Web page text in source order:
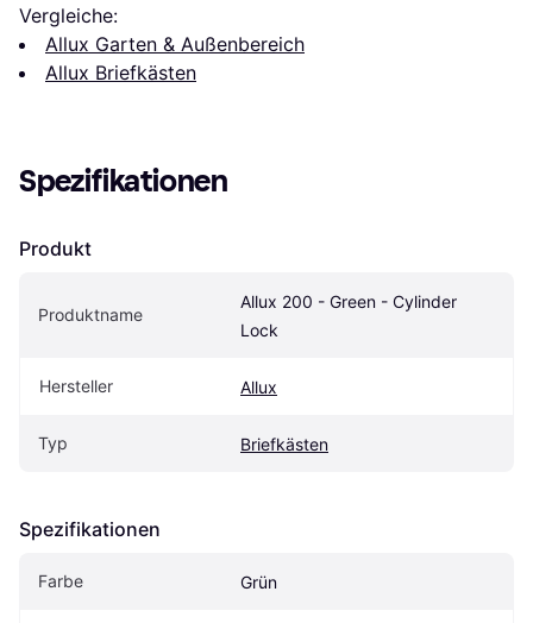
Vergleiche:
Allux Garten & Außenbereich
Allux Briefkästen
Spezifikationen
Produkt
Produktname
Allux 200 - Green - Cylinder
Lock
Hersteller Allux
Typ Briefkästen
Spezifikationen
Farbe Grün